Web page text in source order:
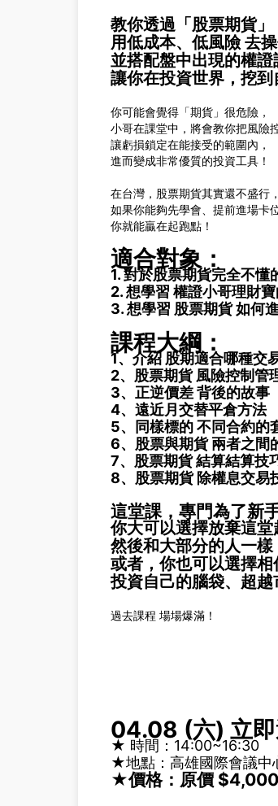
教你透過「股票期貨」
用低成本、低風險 去
並搭配盤中出現的權證
讓你在投資世界，挖到
你可能會覺得「期貨」很危險，
小哥在課堂中，將會教你把風險
讓虧損鎖定在能接受的範圍內，
進而變成非常優質的投資工具！
在台灣，股票期貨其實還不盛行，
如果你能夠先學會、提前進場卡
你就能贏在起跑點！
適合對象：
1. 對於股票期貨完全不懂
2. 想學習 權證小哥理財
3. 想學習 股票期貨 如何
課程大綱：
1、介紹 股期適合哪種交
2、股票期貨 風險控制管
3、正逆價差 背後的故事
4、遠近月交替平倉方法
5、同樣標的 不同合約的
6、股票與期貨 兩者之間
7、股票期貨 結算結算技
8、股票期貨 除權息交易
這堂課，專門為了新
你大可以選擇放棄這堂
然後和大部分的人一樣
或者，你也可以選擇相
投資自己的腦袋、超越
過去課程 場場爆滿！
04.08 (六) 立即
★ 時間：14:00~16:30
★地點：高雄國際會議中
★價格：原價